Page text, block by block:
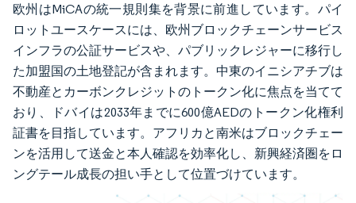
欧州はMiCAの統一規則集を背景に前進しています。パイ
ロットユースケースには、欧州ブロックチェーンサービス
インフラの公証サービスや、パブリックレジャーに移行し
た加盟国の土地登記が含まれます。中東のイニシアチブは
不動産とカーボンクレジットのトークン化に焦点を当てて
おり、ドバイは2033年までに600億AEDのトークン化権利
証書を目指しています。アフリカと南米はブロックチェー
ンを活用して送金と本人確認を効率化し、新興経済圏をロ
ングテール成長の担い手として位置づけています。